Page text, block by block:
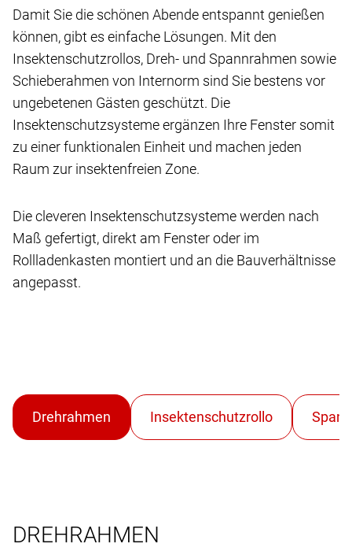
Damit Sie die schönen Abende entspannt genießen
können, gibt es einfache Lösungen. Mit den
Insektenschutzrollos, Dreh- und Spannrahmen sowie
Schieberahmen von Internorm sind Sie bestens vor
ungebetenen Gästen geschützt. Die
Insektenschutzsysteme ergänzen Ihre Fenster somit
zu einer funktionalen Einheit und machen jeden
Raum zur insektenfreien Zone.
Die cleveren Insektenschutzsysteme werden nach
Maß gefertigt, direkt am Fenster oder im
Rollladenkasten montiert und an die Bauverhältnisse
angepasst.
DREHRAHMEN